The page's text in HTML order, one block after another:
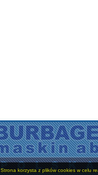
Strona korzysta z plików cookies w celu